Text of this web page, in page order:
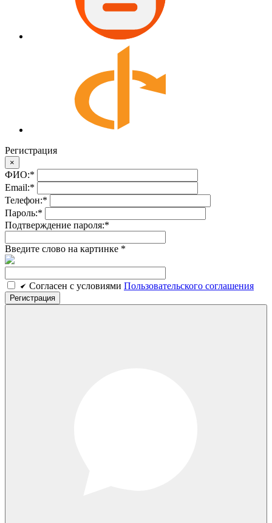
Регистрация
×
ФИО:*
Email:*
Телефон:*
Пароль:*
Подтверждение пароля:*
Введите слово на картинке *
Cогласен c условиями Пользовательского соглашения